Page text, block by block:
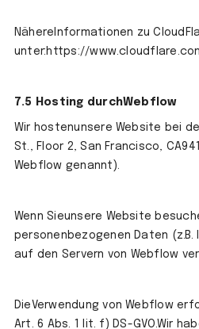
NähereInformationen zu
unter:https://
7.5 Hosting durchWebflow
Wir hostenunsere Website bei
St., Floor 2, San Francisco,
Webflow genannt).
Wenn Sieunsere Website
personenbezogenen Daten (z.B.
auf den Servern von Webflow
DieVerwendung von Webflow
Art. 6 Abs. 1 lit. f) DS-GVO.Wir